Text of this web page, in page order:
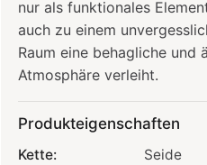
nur als funktionales
auch zu einem
Raum eine behagliche und
Atmosphäre verleiht.
Produkteigenschaften
Kette:
Seide